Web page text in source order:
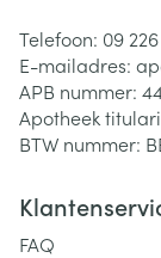
Telefoon: 09
E-mailadres:
APB nummer:
Apotheek
BTW nummer:
FAQ